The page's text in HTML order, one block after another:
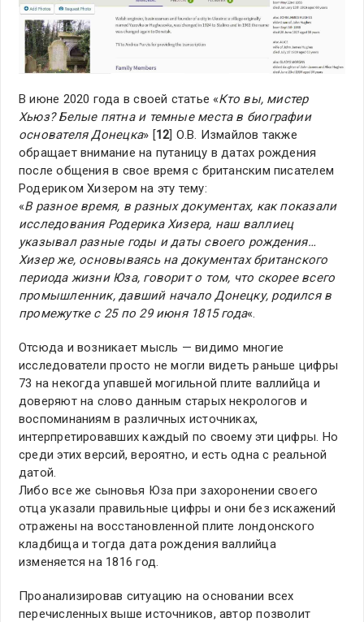
В июне 2020 года в своей статье «Кто вы, мистер
Хьюз? Белые пятна и темные места в биографии
основателя Донецка» [12] О.В. Измайлов также
обращает внимание на путаницу в датах рождения
после общения в свое время с британским писателем
Родериком Хизером на эту тему:
«В разное время, в разных документах, как показали
исследования Родерика Хизера, наш валлиец
указывал разные годы и даты своего рождения…
Хизер же, основываясь на документах британского
периода жизни Юза, говорит о том, что скорее всего
промышленник, давший начало Донецку, родился в
промежутке с 25 по 29 июня 1815 года«.
Отсюда и возникает мысль — видимо многие
исследователи просто не могли видеть раньше цифры
73 на некогда упавшей могильной плите валлийца и
доверяют на слово данным старых некрологов и
воспоминаниям в различных источниках,
интерпретировавших каждый по своему эти цифры. Но
среди этих версий, вероятно, и есть одна с реальной
датой.
Либо все же сыновья Юза при захоронении своего
отца указали правильные цифры и они без искажений
отражены на восстановленной плите лондонского
кладбища и тогда дата рождения валлийца
изменяется на 1816 год.
Проанализировав ситуацию на основании всех
перечисленных выше источников, автор позволит